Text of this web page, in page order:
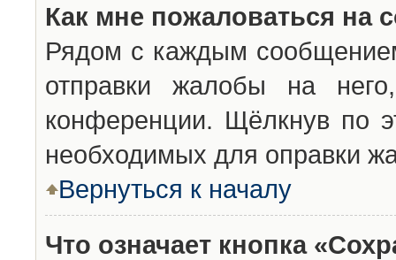
Как мне пожаловаться на
Рядом с каждым
отправки жалобы на
конференции. Щёлкнув по
необходимых для оправки
Вернуться к началу
Что означает кнопка